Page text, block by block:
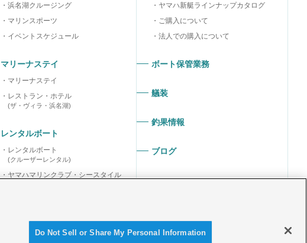
浜名湖クルージング
マリンスポーツ
イベントスケジュール
マリーナステイ
マリーナステイ
レストラン・ホテル
(ザ・ヴィラ・浜名湖)
レンタルボート
レンタルボート
(クルーザーレンタル)
ヤマハマリンクラブ・シースタイル
ヤマハ新艇ラインナップカタログ
ご購入について
法人での購入について
ボート保管業務
艤装
釣果情報
ブログ
Do Not Sell or Share My Personal Information